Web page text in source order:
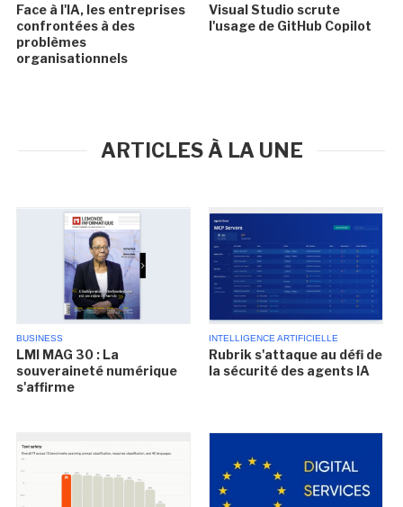
Face à l'IA, les entreprises
confrontées à des
problèmes
organisationnels
Visual Studio scrute
l'usage de GitHub Copilot
ARTICLES À LA UNE
BUSINESS
LMI MAG 30 : La
souveraineté numérique
s'affirme
INTELLIGENCE ARTIFICIELLE
Rubrik s'attaque au défi de
la sécurité des agents IA